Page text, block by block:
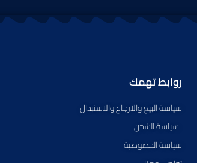
t
r
a
m
-
k
روابط تهمك
سياسة البيع والارجاع والاستبدال
سياسة الشحن​
سياسة الخصوصية